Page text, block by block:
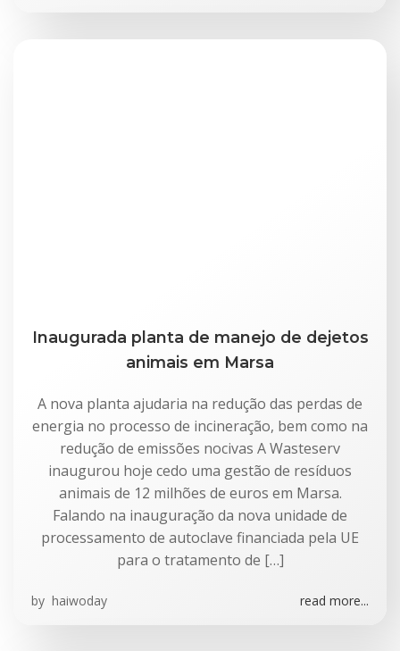
Inaugurada planta de manejo de dejetos
animais em Marsa
A nova planta ajudaria na redução das perdas de
energia no processo de incineração, bem como na
redução de emissões nocivas A Wasteserv
inaugurou hoje cedo uma gestão de resíduos
animais de 12 milhões de euros em Marsa.
Falando na inauguração da nova unidade de
processamento de autoclave financiada pela UE
para o tratamento de […]
by haiwoday read more...